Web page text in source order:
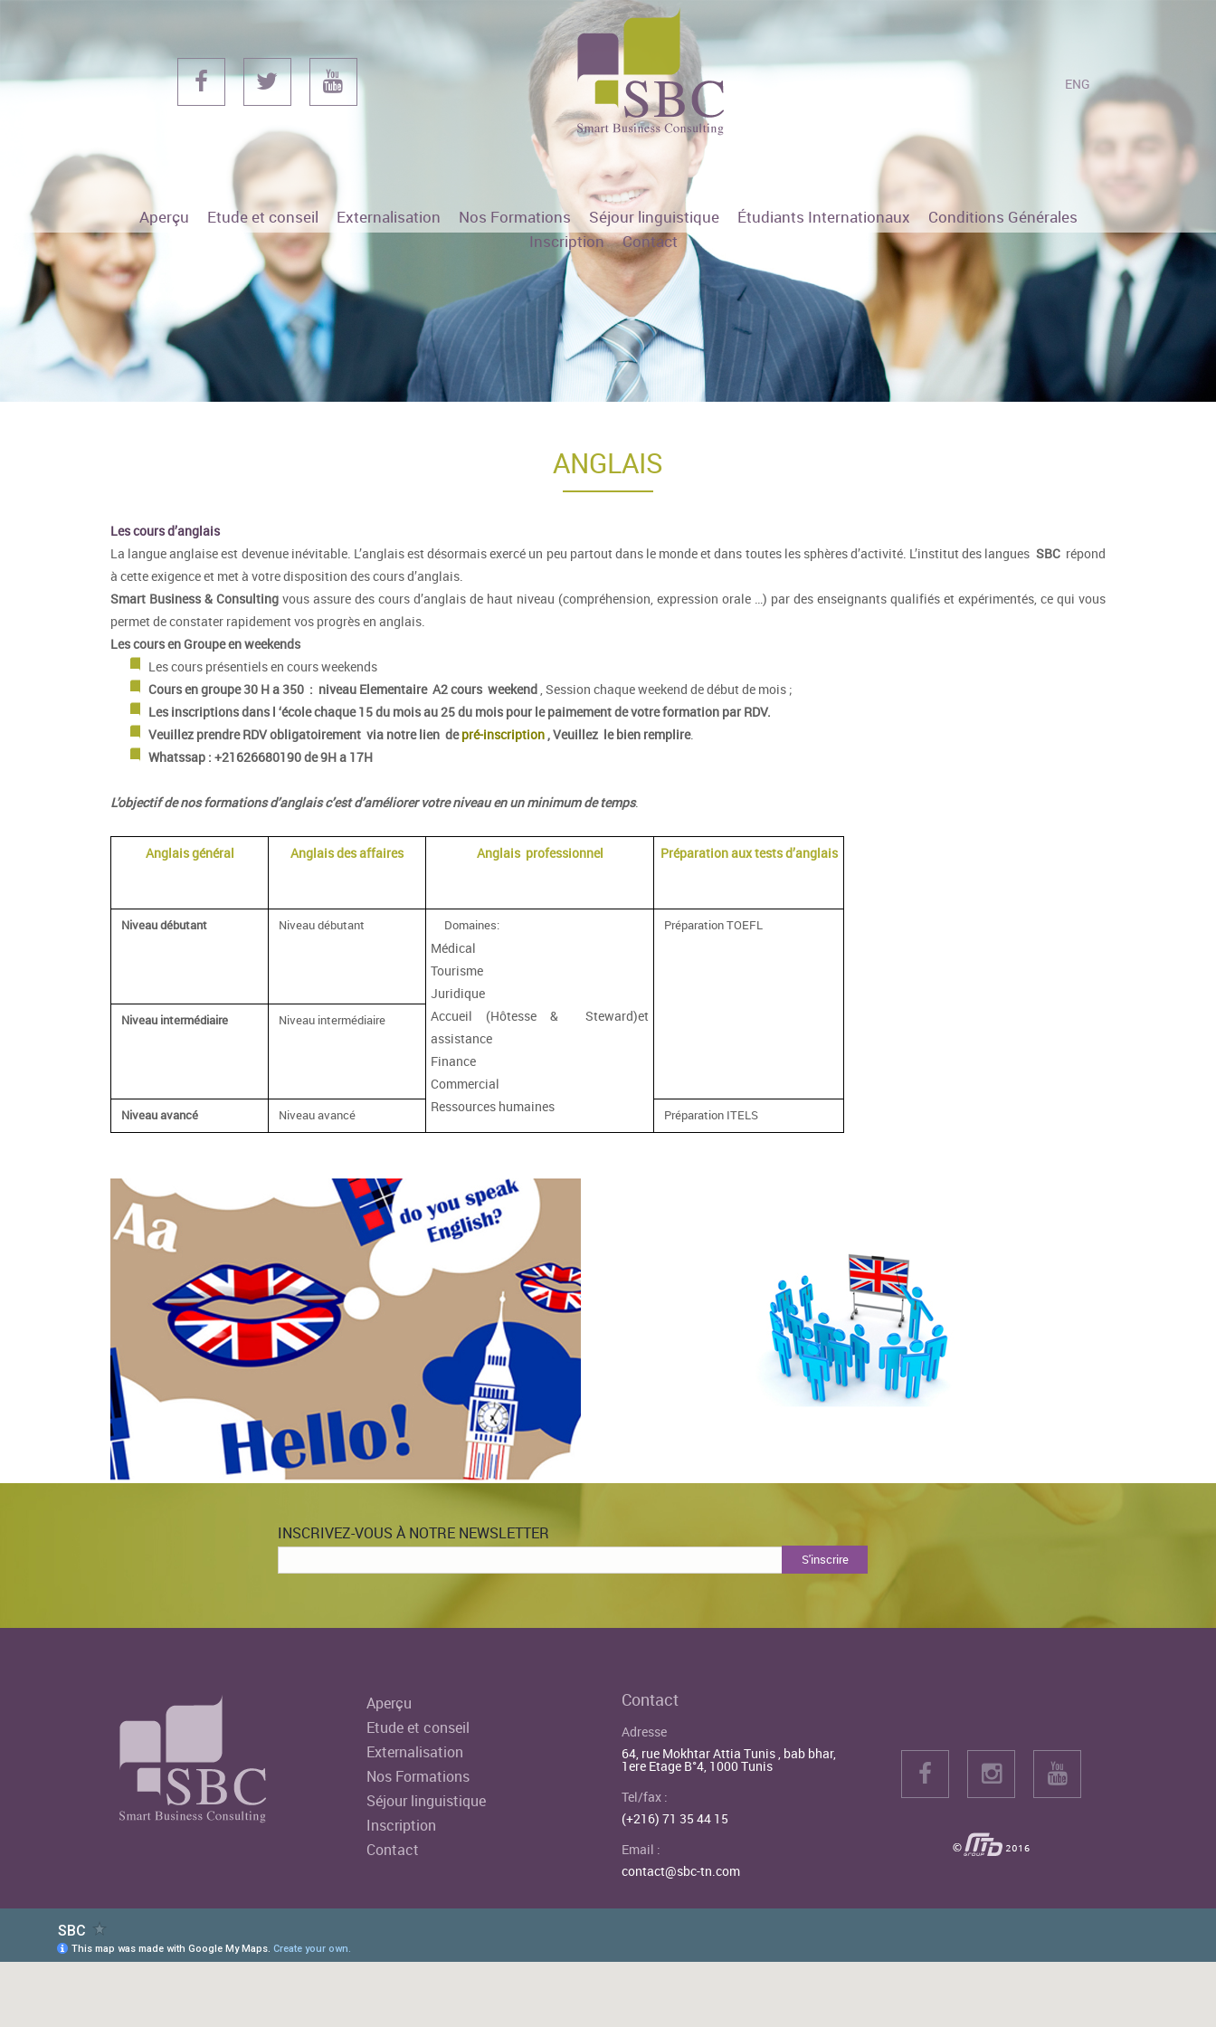
ENG
Aperçu Etude et conseil Externalisation Nos Formations Séjour linguistique Étudiants Internationaux
Conditions Générales
Inscription
Contact
ANGLAIS
Les cours d’anglais
La langue anglaise est devenue inévitable. L’anglais est désormais exercé un peu partout dans le monde et dans toutes les sphères d’activité. L’institut des langues SBCrépond
à cette exigence et met à votre disposition des cours d’anglais.
Smart Business & Consulting vous assure des cours d’anglais de haut niveau (compréhension, expression orale …) par des enseignants qualifiés et expérimentés, ce qui vous
permet de constater rapidement vos progrès en anglais.
Les cours en Groupe en weekends
Les cours présentiels en cours weekends
Cours en groupe 30 H a 350 : niveau Elementaire A2 cours weekend , Session chaque weekend de début de mois ;
Les inscriptions dans l ‘école chaque 15 du mois au 25 du mois pour le paimement de votre formation par RDV.
Veuillez prendre RDV obligatoirement via notre lien depré-inscription , Veuillez le bien remplire.
Whatssap : +21626680190 de 9H a 17H
L’objectif de nos formations d’anglais c’est d’améliorer votre niveau en un minimum de temps.
Anglais général Anglais des affaires Anglais professionnel Préparation aux tests d’anglais
Niveau débutant Niveau débutant Domaines:
Médical
Tourisme
Juridique
Accueil (Hôtesse & Steward)et
assistance
Finance
Commercial
Ressources humaines
Préparation TOEFL
Niveau intermédiaire Niveau intermédiaire
Niveau avancé Niveau avancé Préparation ITELS
INSCRIVEZ-VOUS À NOTRE NEWSLETTER
Aperçu
Etude et conseil
Externalisation
Nos Formations
Séjour linguistique
Inscription
Contact
Contact
Adresse
64, rue Mokhtar Attia Tunis , bab bhar,
1ere Etage B°4, 1000 Tunis
Tel/fax :
(+216) 71 35 44 15
Email :
contact@sbc-tn.com